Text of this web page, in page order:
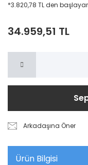
*3.820,78 TL den
34.959,51 TL
Arkadaşına Öner
Ürün Bilgisi